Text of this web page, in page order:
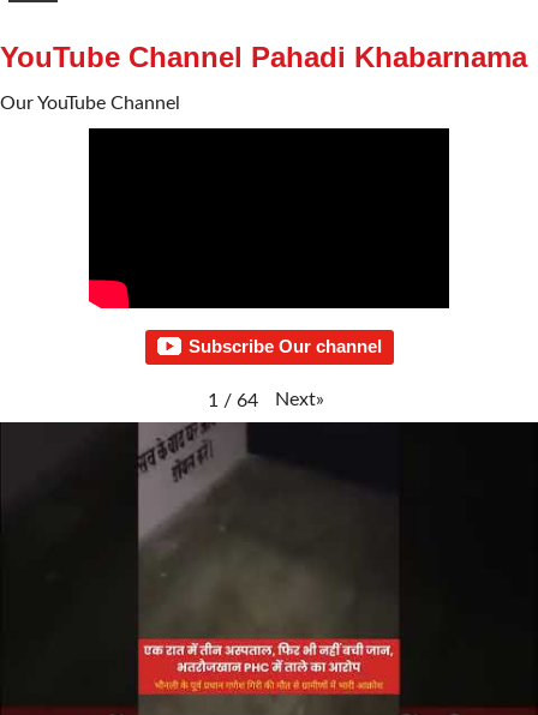
YouTube Channel Pahadi Khabarnama
Our YouTube Channel
Subscribe Our channel
1 / 64 Next»